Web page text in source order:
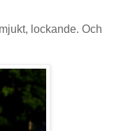
lockande. Och